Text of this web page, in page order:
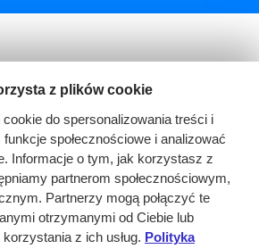
z plików cookie
do spersonalizowania treści i
społecznościowe i analizować
Informacje o tym, jak korzystasz z
partnerom społecznościowym,
Partnerzy mogą połączyć te
otrzymanymi od Ciebie lub
z ich usług. Polityka